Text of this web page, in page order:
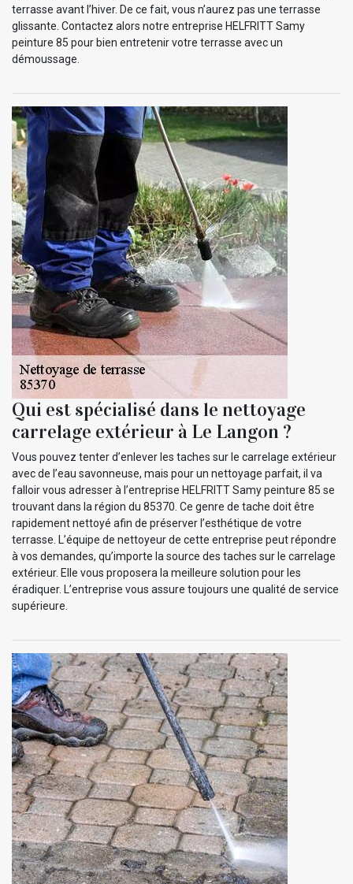
terrasse avant l’hiver. De ce fait, vous n’aurez pas une terrasse
glissante. Contactez alors notre entreprise HELFRITT Samy
peinture 85 pour bien entretenir votre terrasse avec un
démoussage.
Qui est spécialisé dans le nettoyage
carrelage extérieur à Le Langon ?
Vous pouvez tenter d’enlever les taches sur le carrelage extérieur
avec de l’eau savonneuse, mais pour un nettoyage parfait, il va
falloir vous adresser à l’entreprise HELFRITT Samy peinture 85 se
trouvant dans la région du 85370. Ce genre de tache doit être
rapidement nettoyé afin de préserver l’esthétique de votre
terrasse. L’équipe de nettoyeur de cette entreprise peut répondre
à vos demandes, qu’importe la source des taches sur le carrelage
extérieur. Elle vous proposera la meilleure solution pour les
éradiquer. L’entreprise vous assure toujours une qualité de service
supérieure.